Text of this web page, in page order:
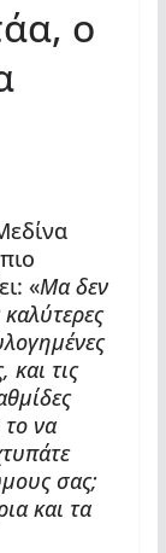
ο
«Μα δεν
τις
το να
σας;
και τα